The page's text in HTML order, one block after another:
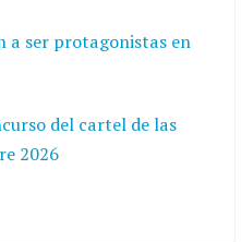
a ser protagonistas en
del cartel de las
2026